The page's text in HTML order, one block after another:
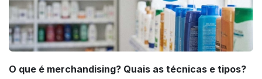
O que é merchandising? Quais as técnicas e tipos?